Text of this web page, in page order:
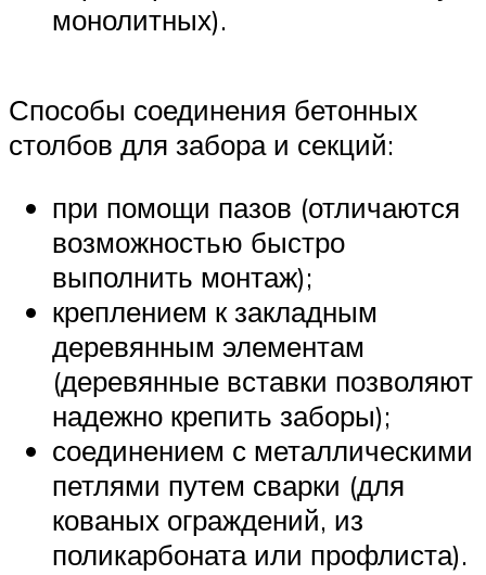
монолитных).
Способы соединения бетонных
столбов для забора и секций:
при помощи пазов (отличаются
возможностью быстро
выполнить монтаж);
креплением к закладным
деревянным элементам
(деревянные вставки позволяют
надежно крепить заборы);
соединением с металлическими
петлями путем сварки (для
кованых ограждений, из
поликарбоната или профлиста).